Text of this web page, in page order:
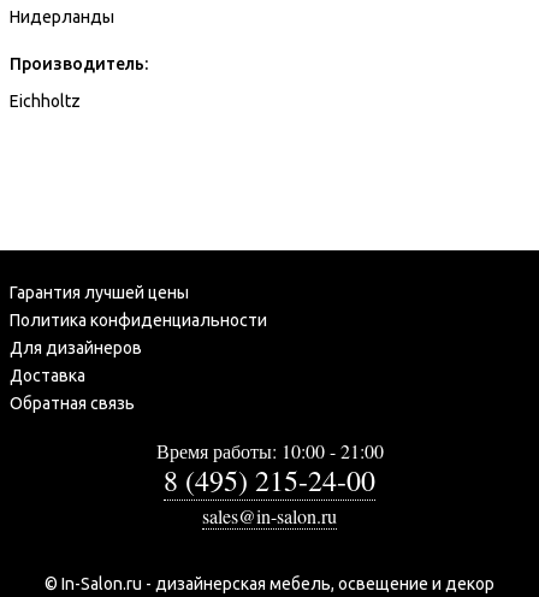
Нидерланды
Производитель:
Eichholtz
Гарантия лучшей цены
Политика конфиденциальности
Для дизайнеров
Доставка
Обратная связь
Время работы: 10:00 - 21:00
8 (495) 215-24-00
sales@in-salon.ru
© In-Salon.ru - дизайнерская мебель, освещение и декор